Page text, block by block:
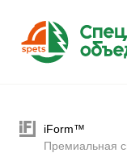
iForm™
Премиальная